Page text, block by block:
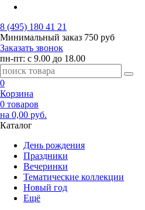
8 (495) 180 41 21
Минимальный заказ 750 руб
Заказать звонок
пн-пт: с 9.00 до 18.00
0
Корзина
0 товаров
на 0,00 руб.
Каталог
День рождения
Праздники
Вечеринки
Тематические коллекции
Новый год
Ещё